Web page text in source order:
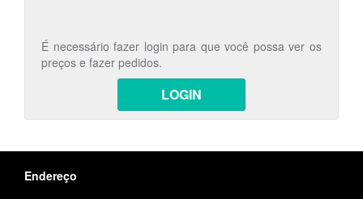
É necessário fazer login para que você possa ver os
preços e fazer pedidos.
LOGIN
Endereço